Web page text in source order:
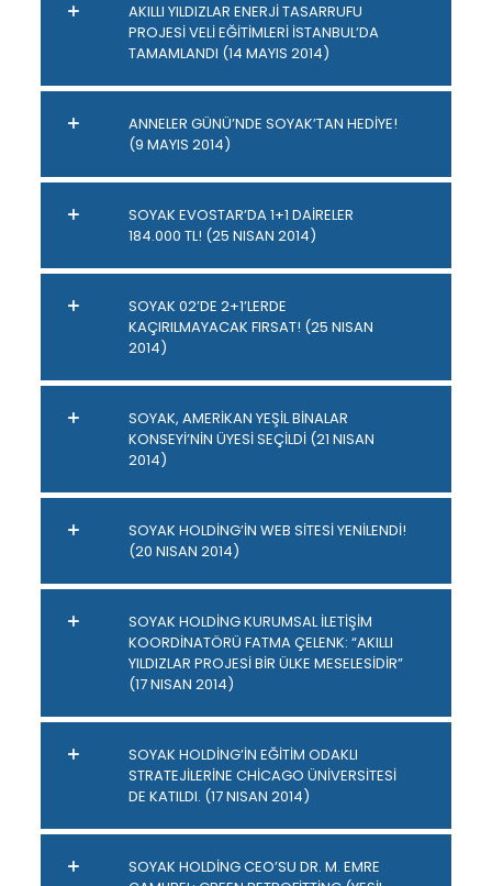
AKILLI YILDIZLAR ENERJİ TASARRUFU
PROJESİ VELİ EĞİTİMLERİ İSTANBUL’DA
TAMAMLANDI (14 MAYIS 2014)
ANNELER GÜNÜ’NDE SOYAK’TAN HEDİYE!
(9 MAYIS 2014)
SOYAK EVOSTAR’DA 1+1 DAİRELER
184.000 TL! (25 NISAN 2014)
SOYAK 02’DE 2+1’LERDE
KAÇIRILMAYACAK FIRSAT! (25 NISAN
2014)
SOYAK, AMERİKAN YEŞİL BİNALAR
KONSEYİ’NİN ÜYESİ SEÇİLDİ (21 NISAN
2014)
SOYAK HOLDİNG’İN WEB SİTESİ YENİLENDİ!
(20 NISAN 2014)
SOYAK HOLDİNG KURUMSAL İLETİŞİM
KOORDİNATÖRÜ FATMA ÇELENK: “AKILLI
YILDIZLAR PROJESİ BİR ÜLKE MESELESİDİR”
(17 NISAN 2014)
SOYAK HOLDİNG’İN EĞİTİM ODAKLI
STRATEJİLERİNE CHİCAGO ÜNİVERSİTESİ
DE KATILDI. (17 NISAN 2014)
SOYAK HOLDİNG CEO’SU DR. M. EMRE